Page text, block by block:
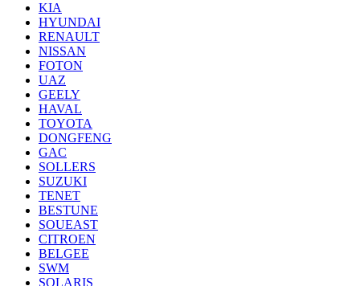
KIA
HYUNDAI
RENAULT
NISSAN
FOTON
UAZ
GEELY
HAVAL
TOYOTA
DONGFENG
GAC
SOLLERS
SUZUKI
TENET
BESTUNE
SOUEAST
CITROEN
BELGEE
SWM
SOLARIS